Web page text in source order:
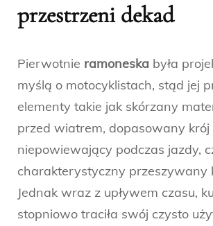
przestrzeni dekad
Pierwotnie ramoneska była
myślą o motocyklistach, stąd jej
elementy takie jak skórzany
przed wiatrem, dopasowany krój
niepowiewający podczas jazdy,
charakterystyczny przeszywany
Jednak wraz z upływem czasu,
stopniowo traciła swój czysto